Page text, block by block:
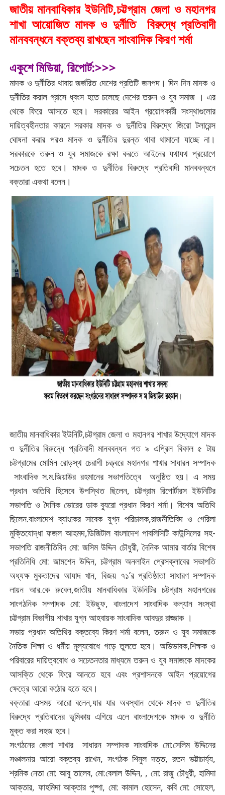
জাতীয় মানবাধিকার ইউনিটি,চট্টগ্রাম জেলা ও মহানগর
শাখা আয়োজিত মাদক ও দুর্নীতি বিরুদ্ধে প্রতিবাদী
মানববন্ধনে বক্তব্য রাখছেন সাংবাদিক কিরণ শর্মা
একুশে মিডিয়া, রিপোর্ট:>>>
মাদক ও দুর্নীতির থাবায় জর্জরিত দেশের প্রতিটি জনপদ। দিন দিন মাদক ও
দুর্নীতির করাল গ্রাসে ধ্বংস হতে চলেছে দেশের তরুন ও যুব সমাজ । এর
থেকে ফিরে আসতে হবে। সরকারের আইন গ্রয়োগকারী সংস্থাগুলোর
দায়িত্বহীনতার কারনে সরকার মাদক ও দুর্নীতির বিরুদ্ধে জিরো টলারেন্স
ঘোষনা করার পরও মাদক ও দুর্নীতির দুরন্ত থাবা থামানো যাচ্ছে না।
সরকারকে তরুন ও যুব সমাজকে রক্ষা করতে আইনের যথাযথ প্রয়োগে
সচেতন হতে হবে। মাদক ও দুর্নীতির বিরুদ্ধে প্রতিবাদী মানববন্ধনে
বক্তারা একথা বলেন।
জাতীয় মানবাধিকার ইউনিটি,চট্টগ্রাম জেলা ও মহানগর শাখার উদ্যোগে মাদক
ও দুর্নীতির বিরুদ্ধে প্রতিবাদী মানববন্ধন গত ৯ এপ্রিল বিকাল ৫ টায়
চট্টগ্রামের মোমিন রোড়স্থ চেরাগী চত্ত্বরে মহানগর শাখার সাধারন সম্পাদক
সাংবাদিক স.ম.জিয়াউর রহমানের সভাপতিত্বে অনুষ্ঠিত হয়। এ সময়
প্রধান অতিথি হিসেবে উপস্থিত ছিলেন, চট্টগ্রাম রিপোর্টারস ইউনিটির
সভাপতি ও দৈনিক ভোরের ডাক ব্যুরো প্রধান কিরণ শর্মা। বিশেষ অতিথি
ছিলেন.বাংলাদেশ ব্যাংকের সাবেক যুগ্ন পরিচালক,রাজনীতিবিদ ও গেরিলা
মুক্তিযোদ্ধা ফজল আহমদ,ডিজিটাল বাংলাদেশ পাবলিসিটি কাউন্সিলের সহ-
সভাপতি রাজনীতিবিদ মো: জসিম উদ্দিন চৌধুরী, দৈনিক আমার বার্তার বিশেষ
প্রতিনিধি মো: জামশেদ উদ্দিন, চট্টগ্রাম অনলাইন প্রেসক্লাবের সভাপতি
অধ্যক্ষ মুকতাদের আযাদ খান, বিজয় ৭১’র প্রতিষ্ঠাতা সাধারণ সম্পাদক
লায়ন আর.কে রুবেল,জাতীয় মানবাধিকার ইউনিটির চট্টগ্রাম মহানগরের
সাংগঠনিক সম্পাদক মো: ইউছুফ, বাংলাদেশ সাংবাদিক কল্যান সংস্থা
চট্টগ্রাম বিভাগীয় শাখার যুগ্ন আহবায়ক সাংবাদিক আবদুর রাজ্জাক ।
সভায় প্রধান অতিথির বক্তব্যে কিরণ শর্মা বলেন, তরুন ও যুব সমাজকে
নৈতিক শিক্ষা ও ধর্মীয় মূল্যবোধে গড়ে তুলতে হবে। অভিভাবক,শিক্ষক ও
পরিবারের দায়িত্ববোধ ও সচেতনতার মাধ্যমে তরুন ও যুব সমাজকে মাদকের
আসক্তি থেকে ফিরে আনতে হবে এবং প্রশাসনকে আইন প্রয়োগের
ক্ষেত্রে আরো কঠোর হতে হবে।
বক্তারা এসময় আরো বলেন,যার যার অবস্থান থেকে মাদক ও দুর্নীতির
বিরুদ্ধে প্রতিবাদের ভূমিকায় এগিয়ে এলে বাংলাদেশকে মাদক ও দুর্নীতি
মুক্ত করা সহজ হবে।
সংগঠনের জেলা শাখার সাধারন সম্পাদক সাংবাদিক মো:সেলিম উদ্দিনের
সঞ্চালনায় আরো বক্তব্য রাখেন, সংগঠক শিমুল দত্ত, রতন ভট্টাচার্য্য,
শ্রমিক নেতা মো: আবু তালেব, মো:বেলাল উদ্দিন, , মো: রাজু চৌধুরী, হামিদা
আক্তার, ফাহমিদা আক্তার পুষ্পা, মো: কামাল হোসেন, কবি মো: সোহেল,